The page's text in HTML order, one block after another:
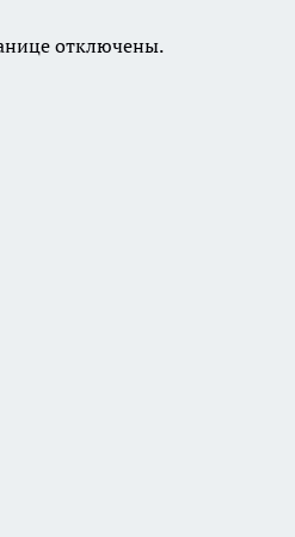
отключены.